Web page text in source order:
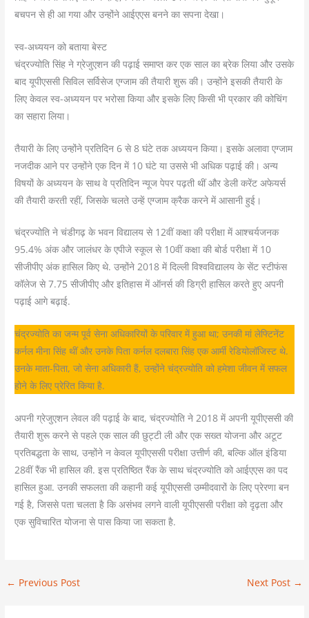
बचपन से ही आ गया और उन्होंने आईएएस बनने का सपना देखा।
स्व-अध्ययन को बताया बेस्ट
चंद्रज्योति सिंह ने ग्रेजुएशन की पढ़ाई समाप्त कर एक साल का ब्रेक लिया और उसके
बाद यूपीएससी सिविल सर्विसेज एग्जाम की तैयारी शुरू की। उन्होंने इसकी तैयारी के
लिए केवल स्व-अध्ययन पर भरोसा किया और इसके लिए किसी भी प्रकार की कोचिंग
का सहारा लिया।
तैयारी के लिए उन्होंने प्रतिदिन 6 से 8 घंटे तक अध्ययन किया। इसके अलावा एग्जाम
नजदीक आने पर उन्होंने एक दिन में 10 घंटे या उससे भी अधिक पढ़ाई की। अन्य
विषयों के अध्ययन के साथ वे प्रतिदिन न्यूज पेपर पढ़ती थीं और डेली करेंट अफेयर्स
की तैयारी करती रहीं, जिसके चलते उन्हें एग्जाम क्रैक करने में आसानी हुई।
चंद्रज्योति ने चंडीगढ़ के भवन विद्यालय से 12वीं कक्षा की परीक्षा में आश्चर्यजनक
95.4% अंक और जालंधर के एपीजे स्कूल से 10वीं कक्षा की बोर्ड परीक्षा में 10
सीजीपीए अंक हासिल किए थे. उन्होंने 2018 में दिल्ली विश्वविद्यालय के सेंट स्टीफंस
कॉलेज से 7.75 सीजीपीए और इतिहास में ऑनर्स की डिग्री हासिल करते हुए अपनी
पढ़ाई आगे बढ़ाई.
चंद्रज्योति का जन्म पूर्व सेना अधिकारियों के परिवार में हुआ था; उनकी मां लेफ्टिनेंट
कर्नल मीना सिंह थीं और उनके पिता कर्नल दलबारा सिंह एक आर्मी रेडियोलॉजिस्ट थे.
उनके माता-पिता, जो सेना अधिकारी हैं, उन्होंने चंद्रज्योति को हमेशा जीवन में सफल
होने के लिए प्रेरित किया है.
अपनी ग्रेजुएशन लेवल की पढ़ाई के बाद, चंद्रज्योति ने 2018 में अपनी यूपीएससी की
तैयारी शुरू करने से पहले एक साल की छुट्टी ली और एक सख्त योजना और अटूट
प्रतिबद्धता के साथ, उन्होंने न केवल यूपीएससी परीक्षा उत्तीर्ण की, बल्कि ऑल इंडिया
28वीं रैंक भी हासिल की. इस प्रतिष्ठित रैंक के साथ चंद्रज्योति को आईएएस का पद
हासिल हुआ. उनकी सफलता की कहानी कई यूपीएससी उम्मीदवारों के लिए प्रेरणा बन
गई है, जिससे पता चलता है कि असंभव लगने वाली यूपीएससी परीक्षा को दृढ़ता और
एक सुविचारित योजना से पास किया जा सकता है.
← Previous Post Next Post →